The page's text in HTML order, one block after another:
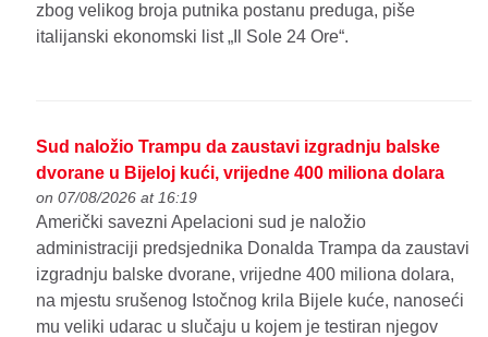
zbog velikog broja putnika postanu preduga, piše
italijanski ekonomski list „Il Sole 24 Ore“.
Sud naložio Trampu da zaustavi izgradnju balske
dvorane u Bijeloj kući, vrijedne 400 miliona dolara
on 07/08/2026 at 16:19
Američki savezni Apelacioni sud je naložio
administraciji predsjednika Donalda Trampa da zaustavi
izgradnju balske dvorane, vrijedne 400 miliona dolara,
na mjestu srušenog Istočnog krila Bijele kuće, nanoseći
mu veliki udarac u slučaju u kojem je testiran njegov